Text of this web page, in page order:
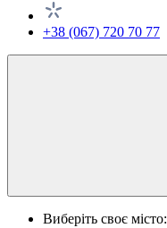
+38 (067) 720 70 77
Виберіть своє місто: